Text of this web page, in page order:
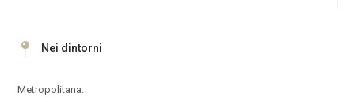
Nei dintorni
Metropolitana: